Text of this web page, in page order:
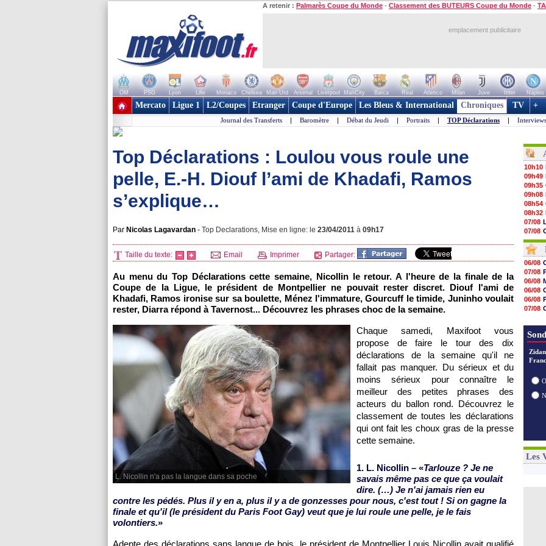
A retenir : Palmarès Coupe du Monde - Classement des BUTEURS Coupe du Monde -
emplacement publicitaire
OM PSG Lyon Lille Monaco Chelsea Man Utd Arsenal Liverpool ManCity Barca Real Atletico Milan Juve Inter Naples
+ de clubs
Mercato Ligue 1 L2/Coupes Etranger Coupe d'Europe Les Bleus & International Chroniques TV +
Journal des Transferts | Baromètre | Débat du Jeudi | Portraits | TOP Déclarations | Interviews
Top Déclarations : Loulou vous roule une
pelle, E.-H. Diouf l’ami de Khadafi, Ramos
s’explique…
Par Nicolas Lagavardan - Top Declarations, Mise en ligne: le 23/04/2011 à 09h17
Taille du texte: Email Imprimer Partager:
Au menu du Top Déclarations cette semaine, Nicollin le retour. A l'heure de la finale de la
Coupe de la Ligue, le président de Montpellier ne pouvait rester discret. Diouf l'ami de
Khadafi, Ramos ironise sur sa boulette, Ménez l'immature, Gourcuff le timide, Juninho voulait
rester, Diarra répond à Tavernost... Découvrez les phrases choc de la semaine.
L. Nicollin n'a pas la langue dans sa poche
Chaque samedi, Maxifoot vous
propose de faire le tour des dix
déclarations de la semaine qu'il ne
fallait pas manquer. Du sérieux et du
moins sérieux pour connaître le
meilleur des petites phrases des
acteurs du ballon rond. Découvrez le
classement de toutes les déclarations
qui ont fait les choux gras de la presse
cette semaine.
1. L. Nicollin – «Tarlouze ? Je ne
savais même pas ce que ça voulait
dire. (…) Je n'ai jamais rien eu
contre les pédés. Plus il y en a, plus il y a de gonzesses pour nous, c'est tout ! Si on gagne la
finale et qu'il (le président du Paris Foot Gay) veut que je lui roule une pelle, je le fais
volontiers.»
Adepte des déclarations sans langue de bois, le président de MontpellierLouis Nicollin avait qualifié
10h10
09h49
09h35
09h08
08h54
08h32
07/08
07/08
07/08
07/08
07/08
07/08
07/08
07/08
07/08
07/08
07/08
07/08
07/08
07/08
07/08
07/08
06/08
07/08
06/08
06/08
06/08
07/08
06/08
Les